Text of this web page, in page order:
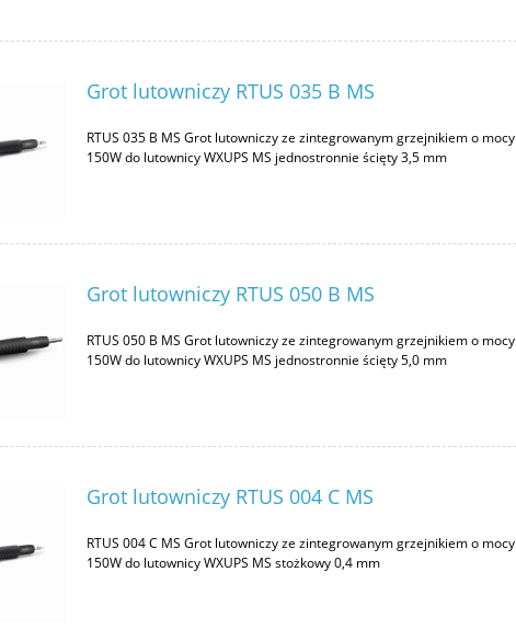
Grot lutowniczy RTUS 035 B MS
RTUS 035 B MS Grot lutowniczy ze zintegrowanym grzejnikiem o mocy
150W do lutownicy WXUPS MS jednostronnie ścięty 3,5 mm
Grot lutowniczy RTUS 050 B MS
RTUS 050 B MS Grot lutowniczy ze zintegrowanym grzejnikiem o mocy
150W do lutownicy WXUPS MS jednostronnie ścięty 5,0 mm
Grot lutowniczy RTUS 004 C MS
RTUS 004 C MS Grot lutowniczy ze zintegrowanym grzejnikiem o mocy
150W do lutownicy WXUPS MS stożkowy 0,4 mm